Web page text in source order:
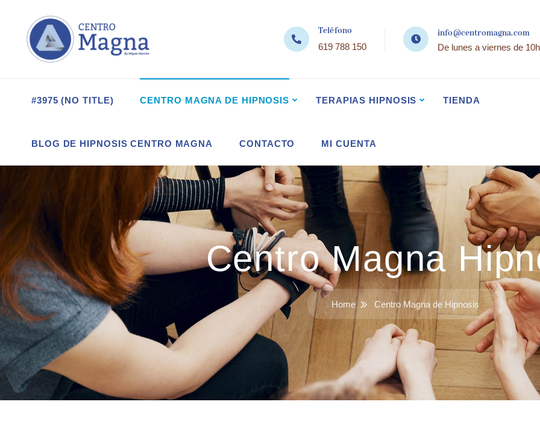
Teléfono
619 788 150
info@centromagna.com
De lunes a viernes de
#3975 (NO TITLE) CENTRO MAGNA DE HIPNOSIS TERAPIAS HIPNOSIS TIENDA
BLOG DE HIPNOSIS CENTRO MAGNA CONTACTO MI CUENTA
Centro Magna
Home Centro Magna de Hipnosis